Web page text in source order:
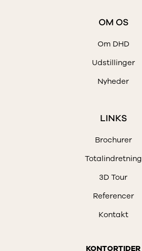
OM OS
Om DHD
Udstillinger
Nyheder
LINKS
Brochurer
Totalindretning
3D Tour
Referencer
Kontakt
KONTORTIDER